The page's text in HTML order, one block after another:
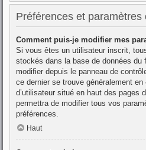
Préférences et paramètres
Comment puis-je modifier mes
Si vous êtes un utilisateur inscrit,
stockés dans la base de données du
modifier depuis le panneau de
ce dernier se trouve généralement
d’utilisateur situé en haut des pages
permettra de modifier tous vos
préférences.
Haut